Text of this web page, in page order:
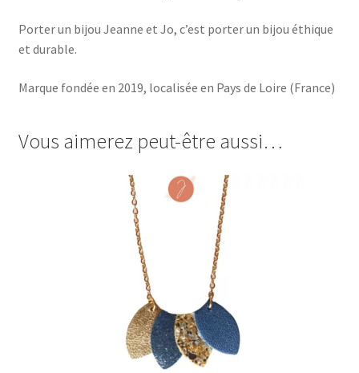
Porter un bijou Jeanne et Jo, c’est porter un bijou éthique
et durable.
Marque fondée en 2019, localisée en Pays de Loire (France)
Vous aimerez peut-être aussi…